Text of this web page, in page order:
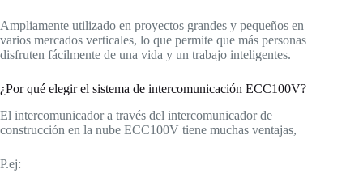
Ampliamente utilizado en proyectos grandes y pequeños en
varios mercados verticales, lo que permite que más personas
disfruten fácilmente de una vida y un trabajo inteligentes.
¿Por qué elegir el sistema de intercomunicación ECC100V?
El intercomunicador a través del intercomunicador de
construcción en la nube ECC100V tiene muchas ventajas,
P.ej: